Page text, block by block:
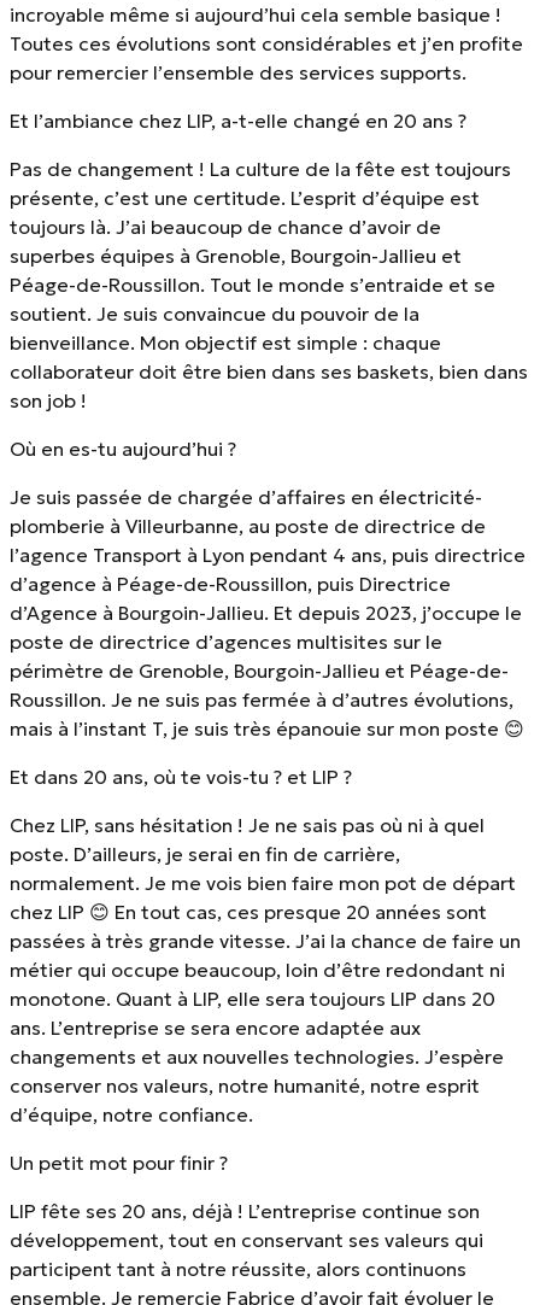
incroyable même si aujourd’hui cela semble basique !
Toutes ces évolutions sont considérables et j’en profite
pour remercier l’ensemble des services supports.
Et l’ambiance chez LIP, a-t-elle changé en 20 ans ?
Pas de changement ! La culture de la fête est toujours
présente, c’est une certitude. L’esprit d’équipe est
toujours là. J’ai beaucoup de chance d’avoir de
superbes équipes à Grenoble, Bourgoin-Jallieu et
Péage-de-Roussillon. Tout le monde s’entraide et se
soutient. Je suis convaincue du pouvoir de la
bienveillance. Mon objectif est simple : chaque
collaborateur doit être bien dans ses baskets, bien dans
son job !
Où en es-tu aujourd’hui ?
Je suis passée de chargée d’affaires en électricité-
plomberie à Villeurbanne, au poste de directrice de
l’agence Transport à Lyon pendant 4 ans, puis directrice
d’agence à Péage-de-Roussillon, puis Directrice
d’Agence à Bourgoin-Jallieu. Et depuis 2023, j’occupe le
poste de directrice d’agences multisites sur le
périmètre de Grenoble, Bourgoin-Jallieu et Péage-de-
Roussillon. Je ne suis pas fermée à d’autres évolutions,
mais à l’instant T, je suis très épanouie sur mon poste 😊
Et dans 20 ans, où te vois-tu ? et LIP ?
Chez LIP, sans hésitation ! Je ne sais pas où ni à quel
poste. D’ailleurs, je serai en fin de carrière,
normalement. Je me vois bien faire mon pot de départ
chez LIP 😊 En tout cas, ces presque 20 années sont
passées à très grande vitesse. J’ai la chance de faire un
métier qui occupe beaucoup, loin d’être redondant ni
monotone. Quant à LIP, elle sera toujours LIP dans 20
ans. L’entreprise se sera encore adaptée aux
changements et aux nouvelles technologies. J’espère
conserver nos valeurs, notre humanité, notre esprit
d’équipe, notre confiance.
Un petit mot pour finir ?
LIP fête ses 20 ans, déjà ! L’entreprise continue son
développement, tout en conservant ses valeurs qui
participent tant à notre réussite, alors continuons
ensemble. Je remercie Fabrice d’avoir fait évoluer le